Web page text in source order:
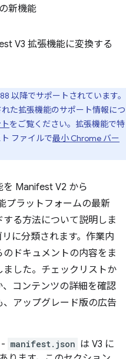
新機能
V3 拡張機能に変換する
以降でサポートされています。
た拡張機能のサポート情報につ
をご覧ください。拡張機能で特
ファイルで最小 Chrome バー
を Manifest V2 から
プラットフォームの最新
る方法について説明しま
に分類されます。作業内
ドキュメントの内容をま
ました。チェックリストか
コンテンツの詳細を確認
アップグレード版の広告
- manifest.json は V3 に